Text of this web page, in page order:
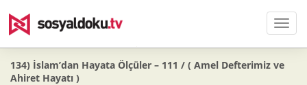
Menü
134) İslam’dan Hayata Ölçüler – 111 / ( Amel Defterimiz ve
Ahiret Hayatı )